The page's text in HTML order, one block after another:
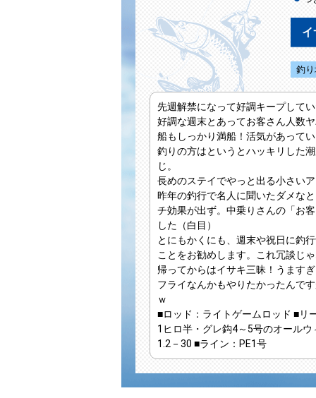
イ
釣
先週解禁になって好調キープして
好調な週末とあってお客さん人数
船もしっかり満船！活気があって
釣りの方はというとハッキリした
じ。
長めのステイでやっと出る小さい
昨年の釣行で名人に聞いたダメな
チ効果が出ず。中乗りさんの「お
した（白目）
とにもかくにも、週末や祝日に釣
ことをお勧めします。これ冗談じ
帰ってからはイサキ三昧！うます
フライなんかもやりたかったんで
ｗ
■ロッド ：ライトゲームロッド ■リ
1ヒロ半・グレ鈎4～5号のオール
1.2－30 ■ライン ：PE1号